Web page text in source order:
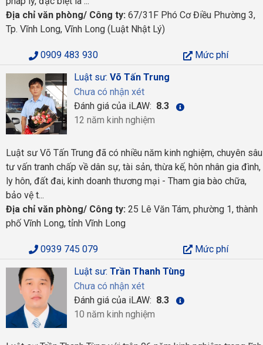
Địa chỉ văn phòng/ Công ty: 67/31F Phó Cơ Điều Phường 3,
Tp. Vĩnh Long, Vĩnh Long (Luật Nhật Lý)
0909 483 930
Mức phí
Luật sư: Võ Tấn Trung
Chưa có nhận xét
Đánh giá của iLAW: 8.3
12 năm kinh nghiệm
Luật sư Võ Tấn Trung đã có nhiều năm kinh nghiệm, chuyên sâu
tư vấn tranh chấp về dân sự, tài sản, thừa kế, hôn nhân gia đình,
ly hôn, đất đai, kinh doanh thương mại - Tham gia bào chữa,
bảo vệ t...
Địa chỉ văn phòng/ Công ty: 25 Lê Văn Tám, phường 1, thành
phố Vĩnh Long, tỉnh Vĩnh Long
0939 745 079
Mức phí
Luật sư: Trần Thanh Tùng
Chưa có nhận xét
Đánh giá của iLAW: 8.3
10 năm kinh nghiệm